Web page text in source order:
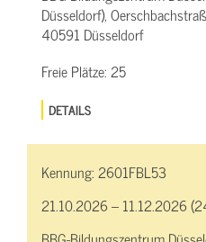
Düsseldorf),
40591 Düsseldorf
Freie Plätze:25
DETAILS
Kennung:2601FBL53
21.10.2026 – 11.12.2026